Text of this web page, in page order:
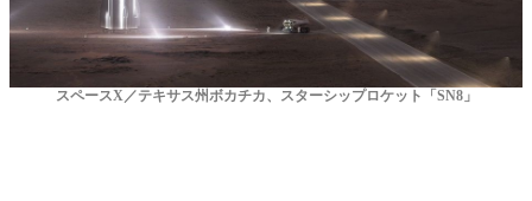
スペースX／テキサス州ボカチカ、 スターシップロケット「SN8」